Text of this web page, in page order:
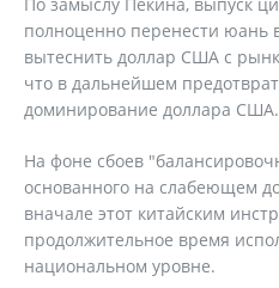
полноценно перенести юань
вытеснить доллар США с
что в дальнейшем
доминирование доллара США.
На фоне сбоев
основанного на слабеющем
вначале этот китайским
продолжительное время
национальном уровне.